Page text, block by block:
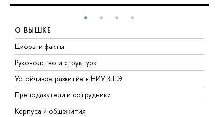
О ВЫШКЕ
Цифры и факты
Руководство и структура
Устойчивое развитие в НИУ ВШЭ
Преподаватели и сотрудники
Корпуса и общежития